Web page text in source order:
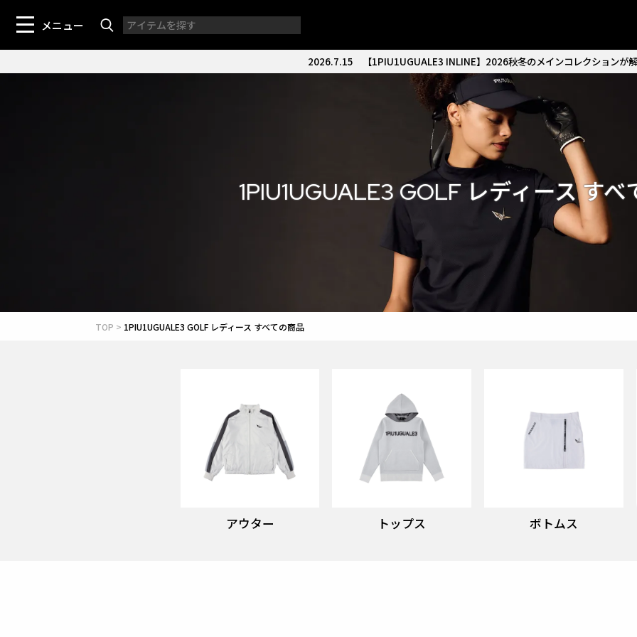
メニュー
2026.7.15 【1PIU1UGUALE3 INLINE】2026秋冬のメインコレクションが
1PIU1UGUALE3 GOLF レディース す
TOP 1PIU1UGUALE3 GOLF レディース すべての商品
アウター トップス ボトムス